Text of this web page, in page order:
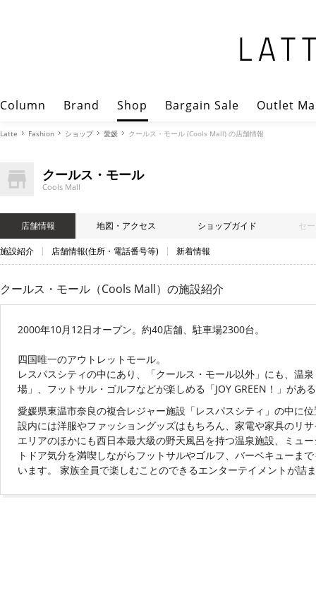
Column Brand Shop Bargain Sale Outlet
Latte Fashion ショップ 愛媛 クールス・モール (Cools Mall) の店舗情報
クールス・モール
Cools Mall
店舗情報 地図・アクセス ショップガイド セ
施設紹介 店舗情報(住所・電話番号等) 新着情報
クールス・モール（Cools Mall） の施設紹介
2000年10月12日オープン。約40店舗、駐車場2300台。
四国唯一のアウトレットモール。
レスパスシティの中にあり、「クールス・モール以外」にも、温
場」、フットサル・ゴルフなどが楽しめる「JOY GREEN！」がある
愛媛県東温市奈良の複合レジャー施設「レスパスシティ」の中に
設内には洋服やファッショングッズはもちろん、家電や家具のリ
エリアのほかにも西日本最大級の野天風呂を持つ温泉施設、ミュ
トドア気分を満喫しながらフットサルやゴルフ、バーベキューま
います。 家族全員で楽しむことのできるエンターテイメントが詰